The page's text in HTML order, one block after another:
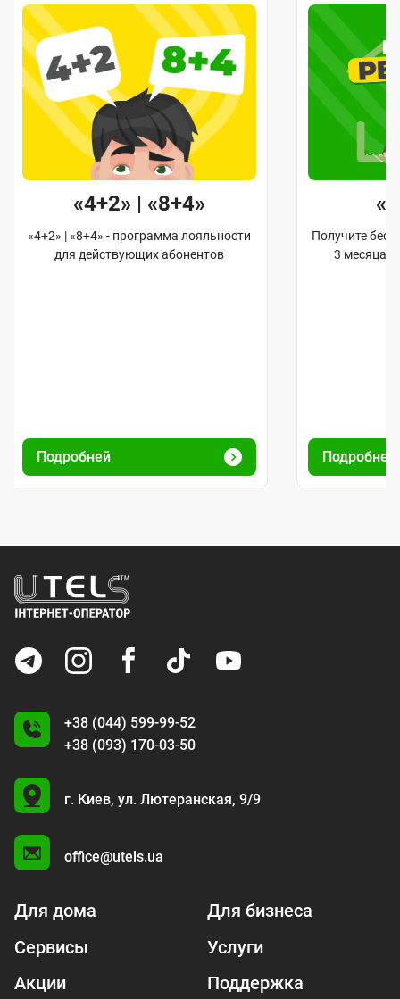
«4+2» | «8+4»
«4+2» | «8+4» - программа лояльности
для действующих абонентов
Подробней
Получите
3 месяца
Подробней
+38 (044) 599-99-52
+38 (093) 170-03-50
U
г. Киев, ул. Лютеранская, 9/9
office@utels.ua
Для дома
Для бизнеса
Сервисы
Услуги
Акции
Поддержка